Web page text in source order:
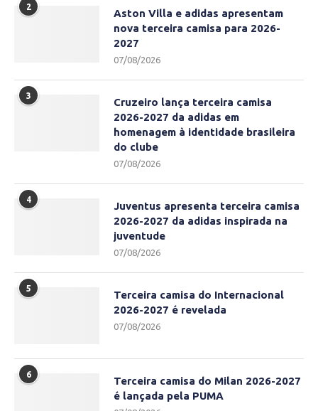
2
Aston Villa e adidas apresentam
nova terceira camisa para 2026-
2027
07/08/2026
3
Cruzeiro lança terceira camisa
2026-2027 da adidas em
homenagem à identidade brasileira
do clube
07/08/2026
4
Juventus apresenta terceira camisa
2026-2027 da adidas inspirada na
juventude
07/08/2026
5
Terceira camisa do Internacional
2026-2027 é revelada
07/08/2026
6
Terceira camisa do Milan 2026-2027
é lançada pela PUMA